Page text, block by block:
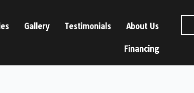
Gallery Testimonials About Us
Financing